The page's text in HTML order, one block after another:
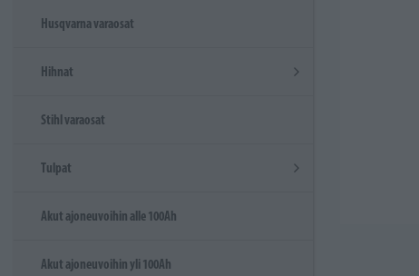
Husqvarna varaosat
Hihnat
Stihl varaosat
Tulpat
Akut ajoneuvoihin alle 100Ah
Akut ajoneuvoihin yli 100Ah